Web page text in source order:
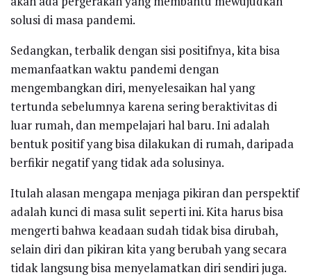
solusi di masa pandemi.
Sedangkan, terbalik dengan sisi positifnya, kita bisa
memanfaatkan waktu pandemi dengan
mengembangkan diri, menyelesaikan hal yang
tertunda sebelumnya karena sering beraktivitas di
luar rumah, dan mempelajari hal baru. Ini adalah
bentuk positif yang bisa dilakukan di rumah, daripada
berfikir negatif yang tidak ada solusinya.
Itulah alasan mengapa menjaga pikiran dan perspektif
adalah kunci di masa sulit seperti ini. Kita harus bisa
mengerti bahwa keadaan sudah tidak bisa dirubah,
selain diri dan pikiran kita yang berubah yang secara
tidak langsung bisa menyelamatkan diri sendiri juga.